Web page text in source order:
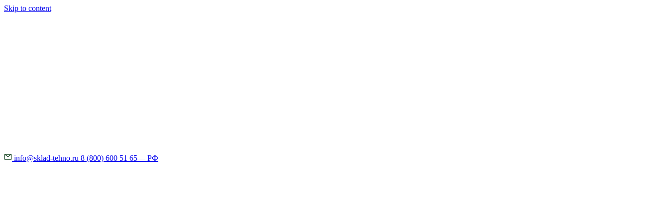
Skip to content
info@sklad-tehno.ru 8 (800) 600 51 65— РФ